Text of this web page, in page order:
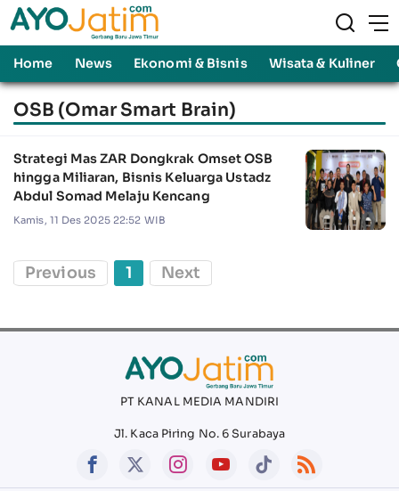
Home News Ekonomi & Bisnis Wisata & Kuliner
OSB (Omar Smart Brain)
Strategi Mas ZAR Dongkrak Omset OSB
hingga Miliaran, Bisnis Keluarga Ustadz
Abdul Somad Melaju Kencang
Kamis, 11 Des 2025 22:52 WIB
Previous 1 Next
PT KANAL MEDIA MANDIRI
Jl. Kaca Piring No. 6 Surabaya